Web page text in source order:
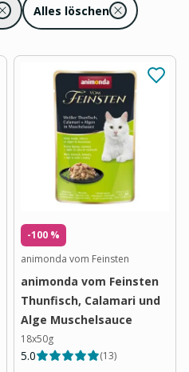
Alles löschen
-100 %
animonda vom Feinsten
animonda vom Feinsten
Thunfisch, Calamari und
Alge Muschelsauce
18x50g
5.0 (13)